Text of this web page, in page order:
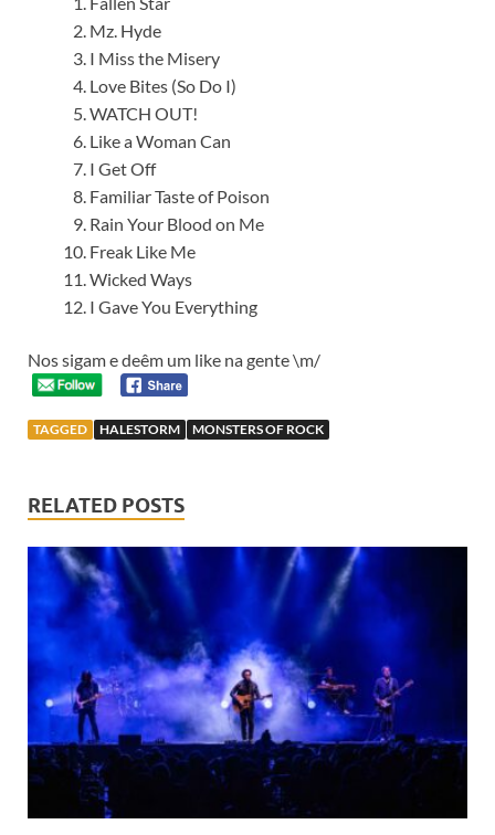
Mz. Hyde
I Miss the Misery
Love Bites (So Do I)
WATCH OUT!
Like a Woman Can
I Get Off
Familiar Taste of Poison
Rain Your Blood on Me
Freak Like Me
Wicked Ways
I Gave You Everything
Nos sigam e deêm um like na gente \m/
TAGGED HALESTORM MONSTERS OF ROCK
RELATED POSTS